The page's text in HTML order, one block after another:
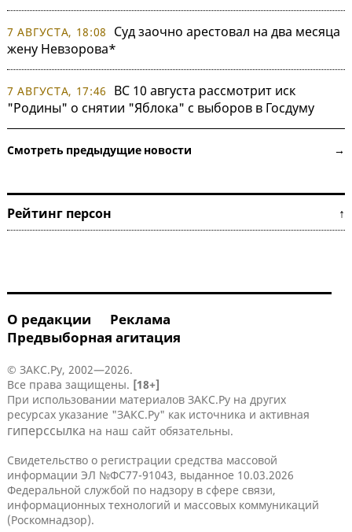
7 АВГУСТА, 18:08
Суд заочно арестовал на два месяца
жену Невзорова*
7 АВГУСТА, 17:46
ВС 10 августа рассмотрит иск
"Родины" о снятии "Яблока" с выборов в Госдуму
Смотреть предыдущие новости →
Рейтинг персон ↑
О редакции
Реклама
Предвыборная агитация
© ЗАКС.Ру, 2002—2026.
Все права защищены. [18+]
При использовании материалов ЗАКС.Ру на других
ресурсах указание "ЗАКС.Ру" как источника и активная
гиперссылка на наш сайт обязательны.
Свидетельство о регистрации средства массовой
информации ЭЛ №ФС77-91043, выданное 10.03.2026
Федеральной службой по надзору в сфере связи,
информационных технологий и массовых коммуникаций
(Роскомнадзор).